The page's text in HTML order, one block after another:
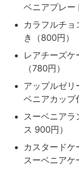
ベニアプレー
カラフルチ
き（800円）
レアチーズケ
（780円）
アップルゼリ
ベニアカップ
スーベニア
ス 900円）
カスタードケ
スーベニアケ